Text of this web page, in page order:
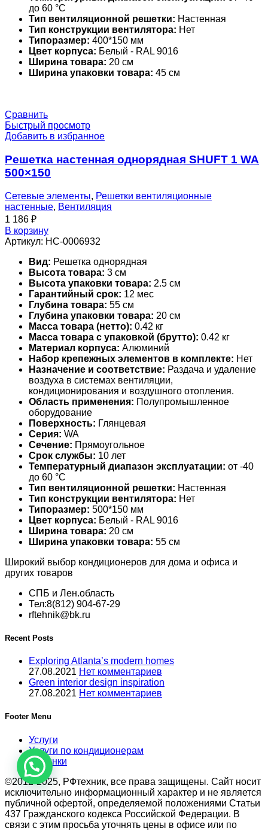
до 60 °С
Тип вентиляционной решетки: Настенная
Тип конструкции вентилятора: Нет
Типоразмер: 400*150 мм
Цвет корпуса: Белый - RAL 9016
Ширина товара: 20 см
Ширина упаковки товара: 45 см
Сравнить
Быстрый просмотр
Добавить в избранное
Решетка настенная однорядная SHUFT 1 WA
500×150
Сетевые элементы, Решетки вентиляционные
настенные, Вентиляция
1 186 ₽
В корзину
Артикул: НС-0006932
Вид: Решетка однорядная
Высота товара: 3 см
Высота упаковки товара: 2.5 см
Гарантийный срок: 12 мес
Глубина товара: 55 см
Глубина упаковки товара: 20 см
Масса товара (нетто): 0.42 кг
Масса товара с упаковкой (брутто): 0.42 кг
Материал корпуса: Алюминий
Набор крепежных элементов в комплекте: Нет
Назначение и соответствие: Раздача и удаление
воздуха в системах вентиляции,
кондиционирования и воздушного отопления.
Область применения: Полупромышленное
оборудование
Поверхность: Глянцевая
Серия: WA
Сечение: Прямоугольное
Срок службы: 10 лет
Температурный диапазон эксплуатации: от -40
до 60 °С
Тип вентиляционной решетки: Настенная
Тип конструкции вентилятора: Нет
Типоразмер: 500*150 мм
Цвет корпуса: Белый - RAL 9016
Ширина товара: 20 см
Ширина упаковки товара: 55 см
Широкий выбор кондиционеров для дома и офиса и
других товаров
СПБ и Лен.область
Тел:8(812) 904-67-29
rftehnik@bk.ru
Recent Posts
Exploring Atlanta’s modern homes
27.08.2021 Нет комментариев
Green interior design inspiration
27.08.2021 Нет комментариев
Footer Menu
Услуги
Услуги по кондиционерам
Новинки
©2012-2025, РФтехник, все права защищены. Сайт носит
исключительно информационный характер и не является
публичной офертой, определяемой положениями Статьи
437 Гражданского кодекса Российской Федерации. В
связи с этим просьба уточнять цены в офисе или по